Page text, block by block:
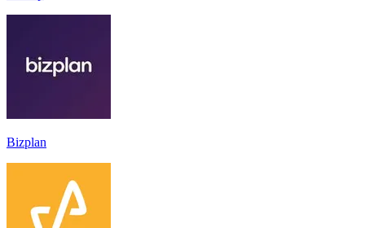
Bizplan